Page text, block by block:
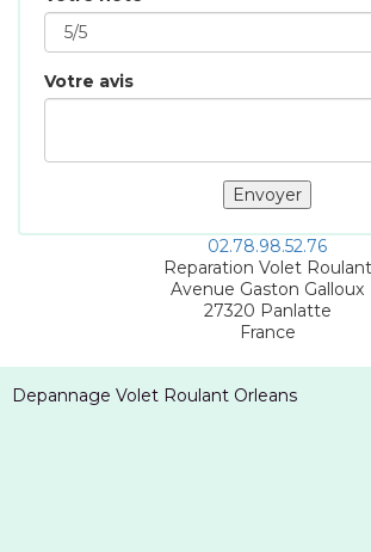
Votre avis
02.78.98.52.76
Reparation Volet Roulant
Avenue Gaston Galloux
27320 Panlatte
France
Depannage Volet Roulant Orleans